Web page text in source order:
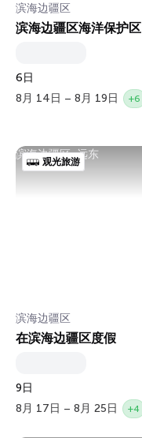
滨海边疆区
滨海边疆区海洋保护区
6日
8月 14日 – 8月 19日
+6
观光旅游
滨海边疆区, 远东
滨海边疆区
在滨海边疆区度假
9日
8月 17日 – 8月 25日
+4